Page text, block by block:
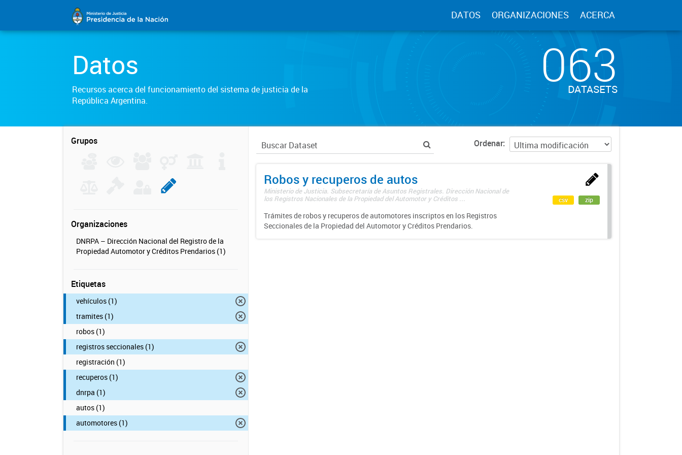
DATOS ORGANIZACIONES ACERCA
Datos
Recursos acerca del funcionamiento del sistema de justicia de la
República Argentina.
063
DATASETS
Grupos
Organizaciones
DNRPA – Dirección Nacional del Registro de la
Propiedad Automotor y Créditos Prendarios (1)
Etiquetas
vehículos (1)
tramites (1)
robos (1)
registros seccionales (1)
registración (1)
recuperos (1)
dnrpa (1)
autos (1)
automotores (1)
Ordenar
Robos y recuperos de autos
Ministerio de Justicia. Subsecretaría de Asuntos Registrales. Dirección Nacional de
los Registros Nacionales de la Propiedad del Automotor y Créditos ...
Trámites de robos y recuperos de automotores inscriptos en los Registros
Seccionales de la Propiedad del Automotor y Créditos Prendarios.
csv zip